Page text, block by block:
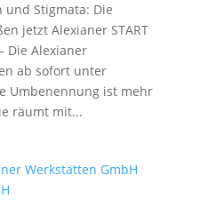
Stigmata: Die
jetzt Alexianer START
Die Alexianer
ab sofort unter
Umbenennung ist mehr
räumt mit...